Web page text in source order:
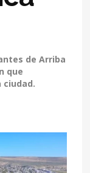
de Arriba
que
ciudad.